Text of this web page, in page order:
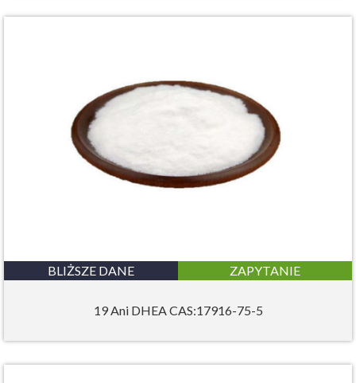
BLIŻSZE DANE ZAPYTANIE
19 Ani DHEA CAS:17916-75-5